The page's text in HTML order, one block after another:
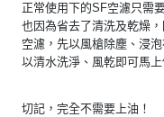
正常使用下的SF空濾只需
也因為省去了清洗及乾燥
空濾，先以風槍除塵、浸
以清水洗淨、風乾即可馬上
切記，完全不需要上油！